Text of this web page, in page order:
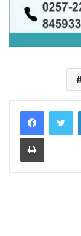
Print